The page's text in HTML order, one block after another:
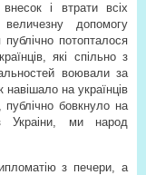
і втрати всіх
допомогу
потопталося
які спільно з
воювали за
на українців
публічно бовкнуло на
ми народ
з печери, а